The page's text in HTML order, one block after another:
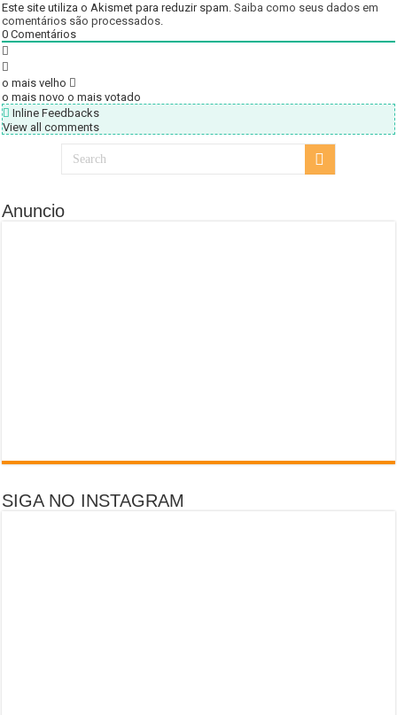
Este site utiliza o Akismet para reduzir spam.Saiba como seus dados em
comentários são processados.
0 Comentários
o mais velho
o mais novo o mais votado
Inline Feedbacks
View all comments
Anuncio
SIGA NO INSTAGRAM